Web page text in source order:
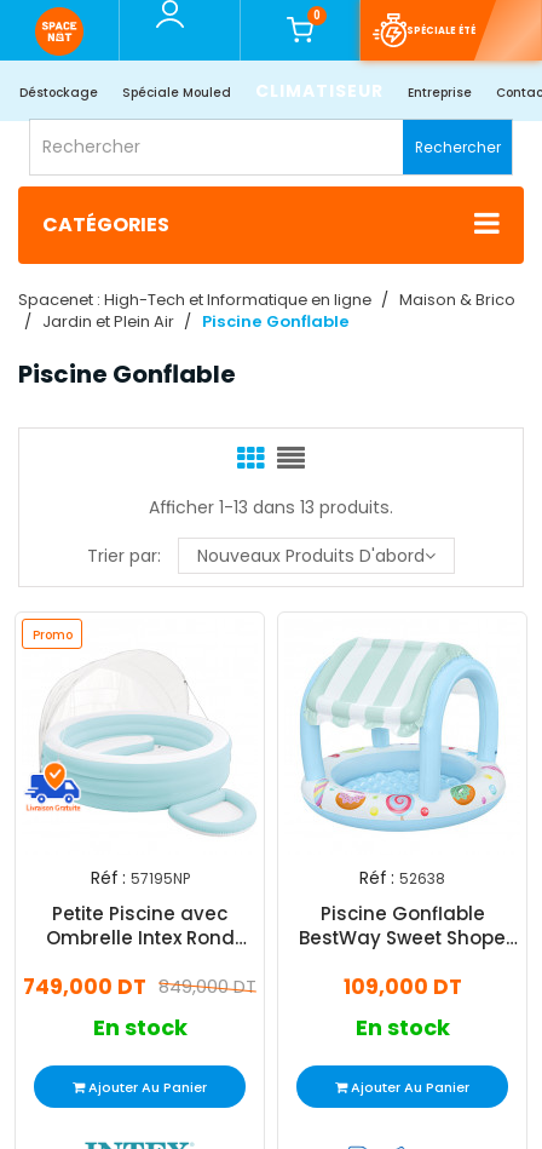
0
SPÉCIALE ÉTÉ
Déstockage Spéciale Mouled CLIMATISEUR Entreprise
Rechercher
CATÉGORIES
Spacenet : High-Tech et Informatique en ligne
Maison & Brico
Jardin et Plein Air
Piscine Gonflable
Piscine Gonflable
Afficher 1-13 dans 13 produits.
Trier par:
Nouveaux Produits D'abord
Promo
Réf : 57195NP
Petite Piscine avec
Ombrelle Intex Rond
Pastelle849,000 DT
749,000 DT
En stock
Ajouter Au Panier
Réf : 52638
Piscine Gonflable
BestWay Sweet Shope
Solaire
109,000 DT
En stock
Ajouter Au Panier